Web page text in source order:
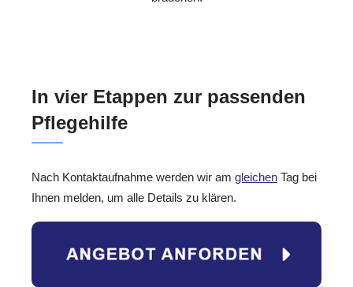
In vier Etappen zur passenden
Pflegehilfe
Nach Kontaktaufnahme werden wir am gleichen Tag bei
Ihnen melden, um alle Details zu klären.